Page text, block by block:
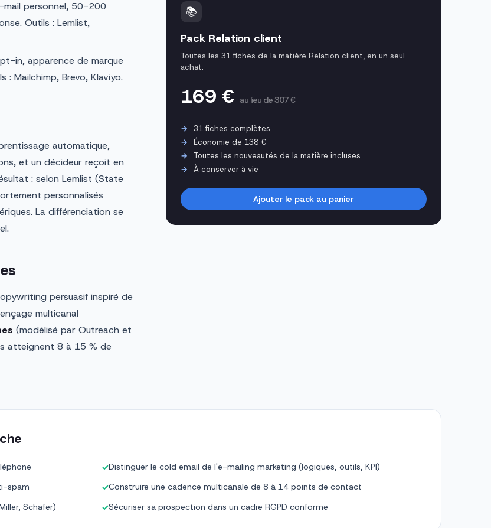
personnel, 50-200
Outils : Lemlist,
in, apparence de marque
: Mailchimp, Brevo, Klaviyo.
automatique,
et un décideur reçoit en
: selon Lemlist (State
personnalisés
La différenciation se
persuasif inspiré de
multicanal
(modélisé par Outreach et
atteignent 8 à 15 % de
📚
Pack Relation client
Toutes les 31 fiches de la matière Relation client, en un seul
achat.
169 €au lieu de 307 €
31 fiches complètes
Économie de 138 €
Toutes les nouveautés de la matière incluses
À conserver à vie
Ajouter le pack au panier
✓Distinguer le cold email de l'e-mailing marketing (logiques, outils, KPI)
spam ✓Construire une cadence multicanale de 8 à 14 points de contact
Schafer) ✓Sécuriser sa prospection dans un cadre RGPD conforme